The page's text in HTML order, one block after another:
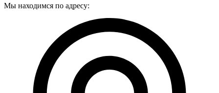
Мы находимся по адресу: